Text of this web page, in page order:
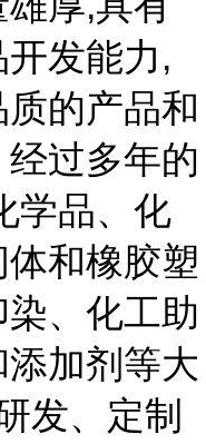
发能力,
的产品和
过多年的
学品、化
和橡胶塑
、化工助
加剂等大
发、定制